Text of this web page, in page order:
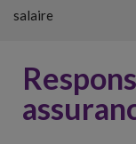
salaire